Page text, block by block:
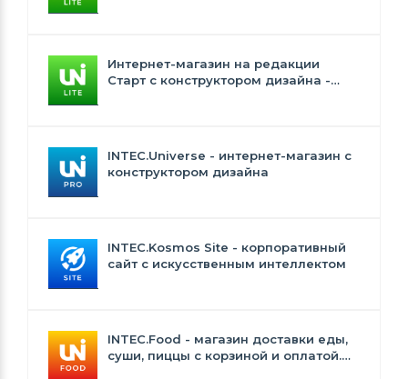
Интернет-магазин на редакции
Старт с конструктором дизайна -
INTEC.Universe - интернет-магазин с
конструктором дизайна
INTEC.Kosmos Site - корпоративный
сайт с искусственным интеллектом
INTEC.Food - магазин доставки еды,
суши, пиццы с корзиной и оплатой.